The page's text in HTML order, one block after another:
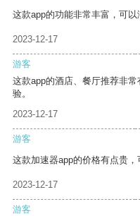
这款app的功能非常丰富，可以
2023-12-17
游客
这款app的酒店、餐厅推荐非
验。
2023-12-17
游客
这款加速器app的价格有点贵，
2023-12-17
游客